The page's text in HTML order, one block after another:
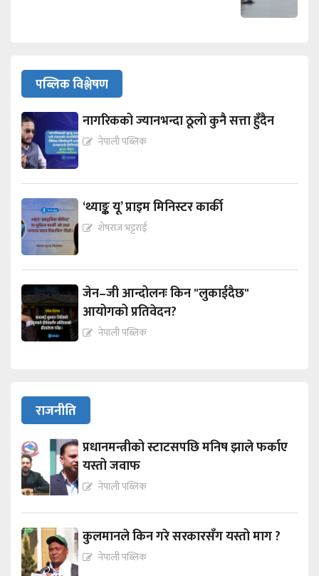
पब्लिक विश्लेषण
नागरिकको ज्यानभन्दा ठूलो कुनै सत्ता हुँदैन
नेपाली पब्लिक
‘थ्याङ्क यू’ प्राइम मिनिस्टर कार्की
शेषराज भट्टराई
जेन–जी आन्दोलनः किन "लुकाईदैछ"
आयोगको प्रतिवेदन?
नेपाली पब्लिक
राजनीति
प्रधानमन्त्रीको स्टाटसपछि मनिष झाले फर्काए
यस्तो जवाफ
नेपाली पब्लिक
कुलमानले किन गरे सरकारसँग यस्तो माग ?
नेपाली पब्लिक